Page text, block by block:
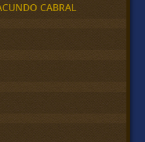
CABRAL